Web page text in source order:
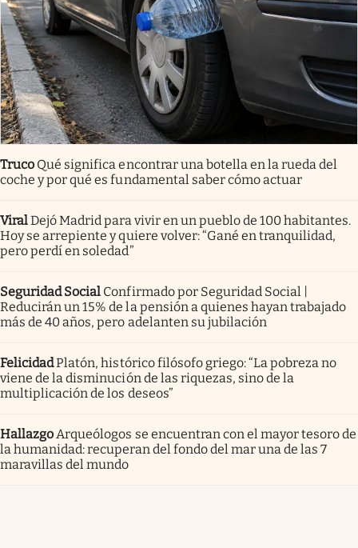
Truco Qué significa encontrar una botella en la rueda del
coche y por qué es fundamental saber cómo actuar
ViralDejó Madrid para vivir en un pueblo de 100 habitantes.
Hoy se arrepiente y quiere volver: “Gané en tranquilidad,
pero perdí en soledad”
Seguridad Social Confirmado por Seguridad Social |
Reducirán un 15% de la pensión a quienes hayan trabajado
más de 40 años, pero adelanten su jubilación
FelicidadPlatón, histórico filósofo griego: “La pobreza no
viene de la disminución de las riquezas, sino de la
multiplicación de los deseos”
Hallazgo Arqueólogos se encuentran con el mayor tesoro de
la humanidad: recuperan del fondo del mar una de las 7
maravillas del mundo